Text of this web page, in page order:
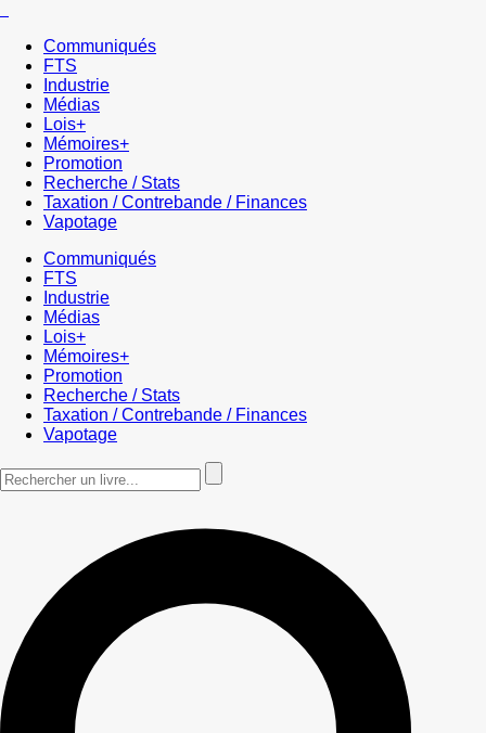
Communiqués
FTS
Industrie
Médias
Lois+
Mémoires+
Promotion
Recherche / Stats
Taxation / Contrebande / Finances
Vapotage
Communiqués
FTS
Industrie
Médias
Lois+
Mémoires+
Promotion
Recherche / Stats
Taxation / Contrebande / Finances
Vapotage